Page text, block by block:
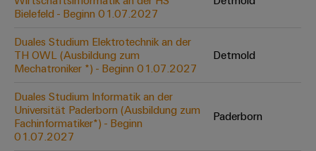
Abwasseraufbereitung
für
die
Wasser-
Abwasserindustrie
Wasserstoff
Wasserstoff
Werkzeuge
Automaten
Software
Markierer
Industriedrucker
Bielefeld - Beginn 01.07.2027
Duales Studium Elektrotechnik an der
TH OWL (Ausbildung zum
Mechatroniker *) - Beginn 01.07.2027
Detmold
Duales Studium Informatik an der
Universität Paderborn (Ausbildung zum
Fachinformatiker*) - Beginn
01.07.2027
Paderborn